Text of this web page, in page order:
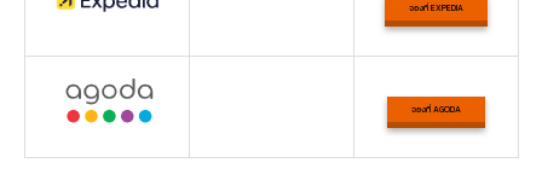
จองที่ EXPEDIA
จองที่ AGODA